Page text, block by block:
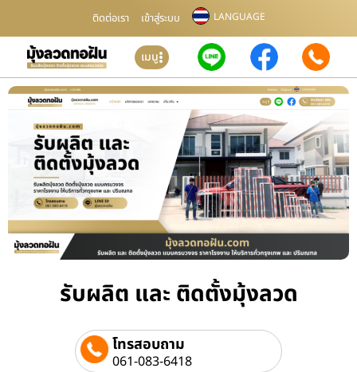
ติดต่อเรา เข้าสู่ระบบ LANGUAGE
เมนู
รับผลิต และ ติดตั้งมุ้งลวด
โทรสอบถาม
061-083-6418